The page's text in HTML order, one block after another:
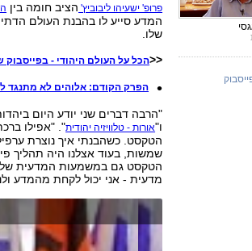
פרופ' ישעיהו ליבוביץ' הציב חומה בין
המדע סייע לו בהבנת העולם
שלו.
<<הכל על העולם היהודי - בפייסבוק
הפרק הקודם: אלוהים לא מתנגד
ו"אורות - טלוויזיה יהודית". "אפילו
הטקסט. כשהבנתי איך נוצרת
שמשות, בעוד אצלנו היה תהליך
הטקסט גם במשמעות המדעית שלו.
מדעית - אני יכול לקחת מהמדע